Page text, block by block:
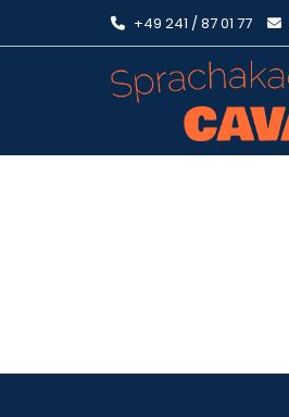
+49 241 / 87 01 77